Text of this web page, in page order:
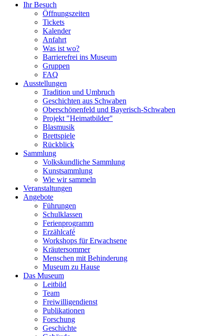
Ihr Besuch
Öffnungszeiten
Tickets
Kalender
Anfahrt
Was ist wo?
Barrierefrei ins Museum
Gruppen
FAQ
Ausstellungen
Tradition und Umbruch
Geschichten aus Schwaben
Oberschönenfeld und Bayerisch-Schwaben
Projekt "Heimatbilder"
Blasmusik
Brettspiele
Rückblick
Sammlung
Volkskundliche Sammlung
Kunstsammlung
Wie wir sammeln
Veranstaltungen
Angebote
Führungen
Schulklassen
Ferienprogramm
Erzählcafé
Workshops für Erwachsene
Kräutersommer
Menschen mit Behinderung
Museum zu Hause
Das Museum
Leitbild
Team
Freiwilligendienst
Publikationen
Forschung
Geschichte